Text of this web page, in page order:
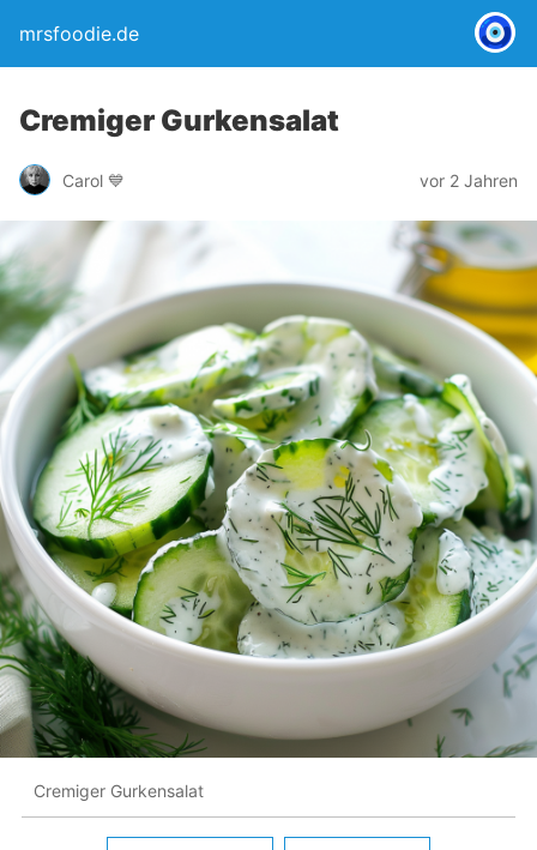
mrsfoodie.de
Cremiger Gurkensalat
Carol 💙 vor 2 Jahren
Cremiger Gurkensalat